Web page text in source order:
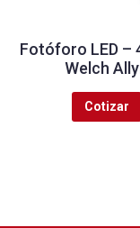
Fotóforo LED –
Welch
Cotizar